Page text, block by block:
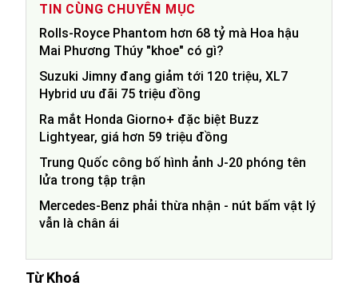
TIN CÙNG CHUYÊN MỤC
Rolls-Royce Phantom hơn 68 tỷ mà Hoa hậu
Mai Phương Thúy "khoe" có gì?
Suzuki Jimny đang giảm tới 120 triệu, XL7
Hybrid ưu đãi 75 triệu đồng
Ra mắt Honda Giorno+ đặc biệt Buzz
Lightyear, giá hơn 59 triệu đồng
Trung Quốc công bố hình ảnh J-20 phóng tên
lửa trong tập trận
Mercedes-Benz phải thừa nhận - nút bấm vật lý
vẫn là chân ái
Từ Khoá